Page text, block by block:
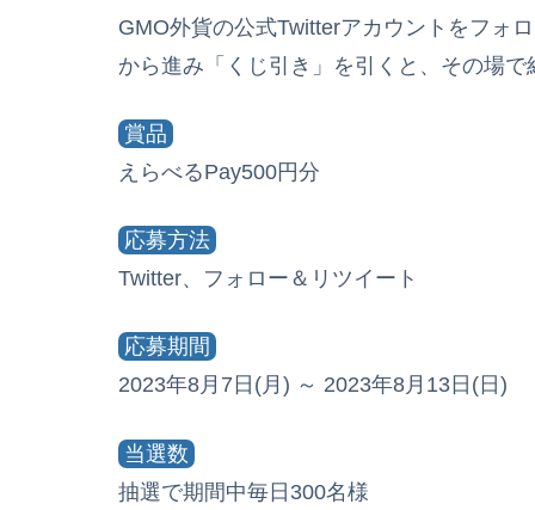
GMO外貨の公式Twitterアカウントをフォ
から進み「くじ引き」を引くと、その場
賞品
えらべるPay500円分
応募方法
Twitter、フォロー＆リツイート
応募期間
2023年8月7日(月) ～ 2023年8月13日(日)
当選数
抽選で期間中毎日300名様